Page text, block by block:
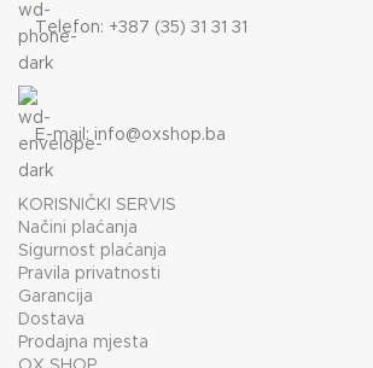
Telefon: +387 (35) 31 31 31
E-mail: info@oxshop.ba
KORISNIČKI SERVIS
Načini plaćanja
Sigurnost plaćanja
Pravila privatnosti
Garancija
Dostava
Prodajna mjesta